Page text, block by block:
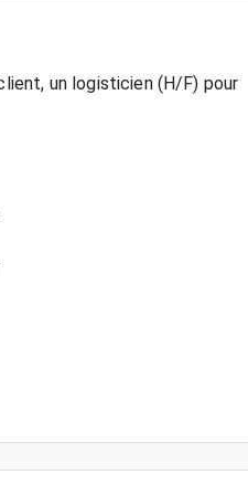
un logisticien (H/F) pour